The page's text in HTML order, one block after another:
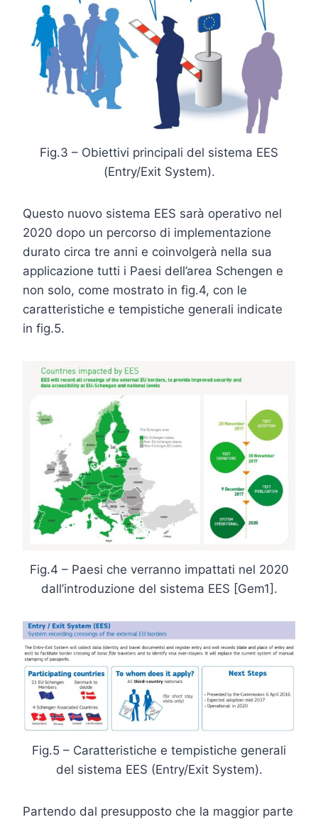
Fig.3 – Obiettivi principali del sistema EES
(Entry/Exit System).
Questo nuovo sistema EES sarà operativo nel
2020 dopo un percorso di implementazione
durato circa tre anni e coinvolgerà nella sua
applicazione tutti i Paesi dell’area Schengen e
non solo, come mostrato in fig.4, con le
caratteristiche e tempistiche generali indicate
in fig.5.
Fig.4 – Paesi che verranno impattati nel 2020
dall’introduzione del sistema EES [Gem1].
Fig.5 – Caratteristiche e tempistiche generali
del sistema EES (Entry/Exit System).
Partendo dal presupposto che la maggior parte